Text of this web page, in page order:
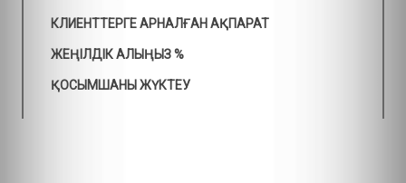
КЛИЕНТТЕРГЕ АРНАЛҒАН АҚПАРАТ
ЖЕҢІЛДІК АЛЫҢЫЗ %
ҚОСЫМШАНЫ ЖҮКТЕУ